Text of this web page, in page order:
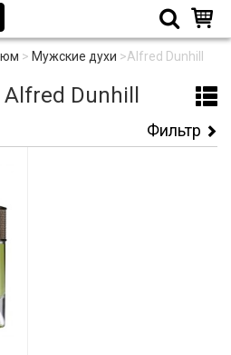
> Мужские духи >Alfred Dunhill
Dunhill
Фильтр